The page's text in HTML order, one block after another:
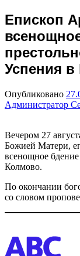
Епископ
Успения
Опубликовано
Администратор
Вечером 27
Божией Матери,
всенощное
Колмово.
По окончании
со словом